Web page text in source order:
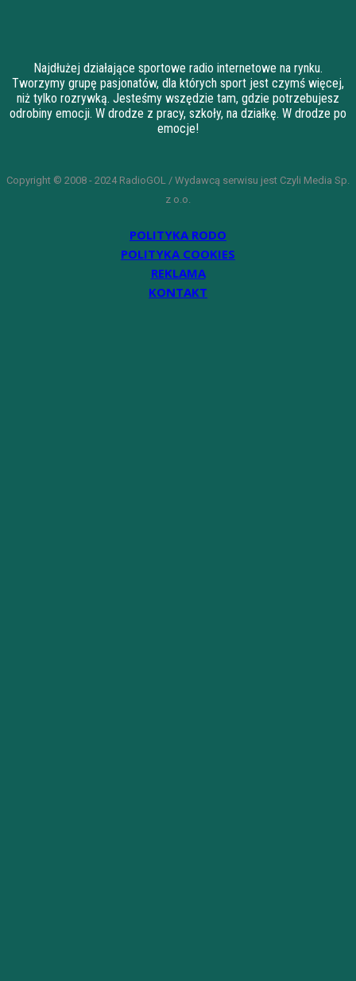
Najdłużej działające sportowe radio internetowe na rynku.
Tworzymy grupę pasjonatów, dla których sport jest czymś więcej,
niż tylko rozrywką. Jesteśmy wszędzie tam, gdzie potrzebujesz
odrobiny emocji. W drodze z pracy, szkoły, na działkę. W drodze po
emocje!
Copyright © 2008 - 2024 RadioGOL / Wydawcą serwisu jest Czyli Media Sp.
z o.o.
POLITYKA RODO
POLITYKA COOKIES
REKLAMA
KONTAKT